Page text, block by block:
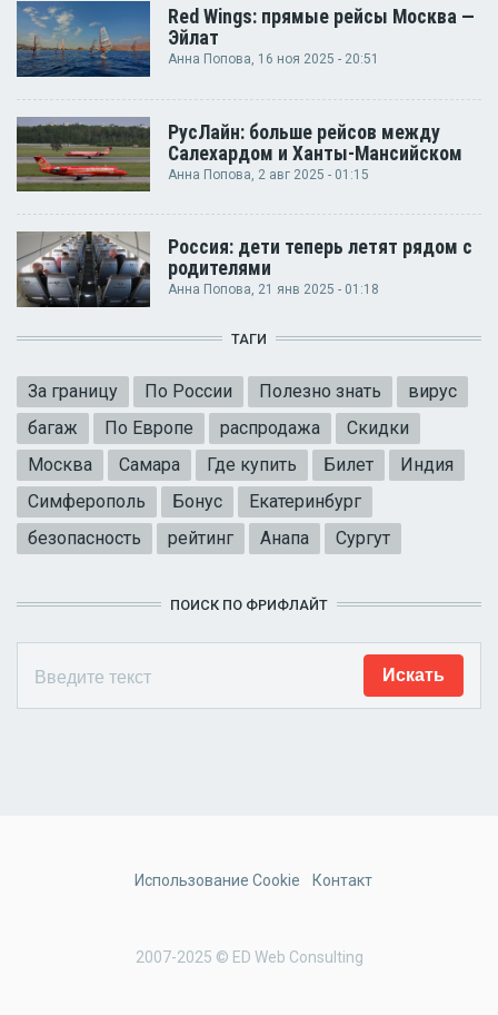
Red Wings: прямые рейсы Москва —
Эйлат
Анна Попова, 16 ноя 2025 - 20:51
РусЛайн: больше рейсов между
Салехардом и Ханты-Мансийском
Анна Попова , 2 авг 2025 - 01:15
Россия: дети теперь летят рядом с
родителями
Анна Попова, 21 янв 2025 - 01:18
ТАГИ
За границу По России Полезно знать
вирус
багаж
По Европе распродажа
Скидки
Москва
Самара Где купить Билет
Индия
Симферополь
Бонус
Екатеринбург
безопасность
рейтинг Анапа Сургут
ПОИСК ПО ФРИФЛАЙТ
2007-2025 © ED Web Consulting
Использование Cookie Контакт